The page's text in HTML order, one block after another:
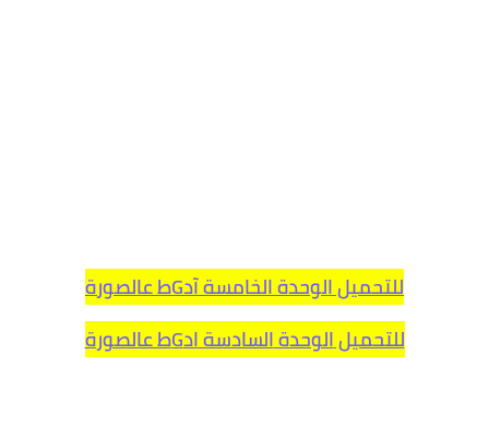
للتحميل الوحدة الخامسة آدGط عالصورة
للتحميلالوحدةالسادسة ادGط عالصورة